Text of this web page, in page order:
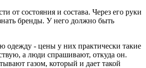
от состояния и состава. Через его руки
бренды. У него должно быть
одежду - цены у них практически такие
а люди спрашивают, откуда он.
газом, который и дает такой